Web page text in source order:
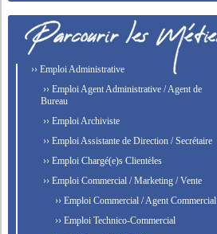
›› Emploi Administrative
›› Emploi Agent Administrative / Agent de
Bureau
›› Emploi Archiviste
›› Emploi Assistante de Direction / Secrétaire
›› Emploi Chargé(e)s Clientèles
›› Emploi Commercial / Marketing / Vente
›› Emploi Commercial / Agent Commercial
›› Emploi Technico-Commercial